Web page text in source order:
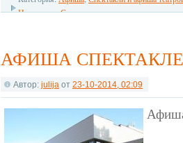
Новгорода,С детьми
АФИША
Автор: julija от 23-10-2014, 02:09